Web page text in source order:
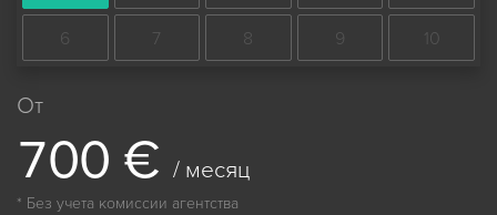
6 7 8 9 10
От
700 € / месяц
* Без учета комиссии агентства